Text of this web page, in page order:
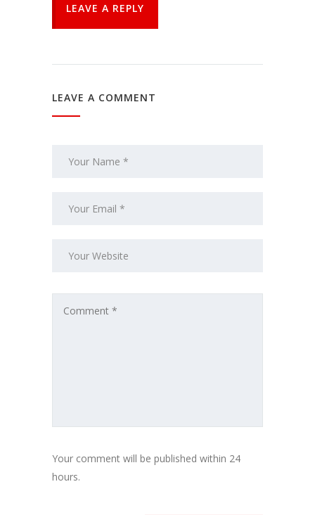
LEAVE A REPLY
LEAVE A COMMENT
Your comment will be published within 24
hours.